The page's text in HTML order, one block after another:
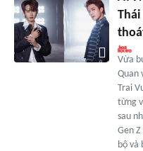
Vừa
Quan
Trai
từng
sau
Gen
bộ và